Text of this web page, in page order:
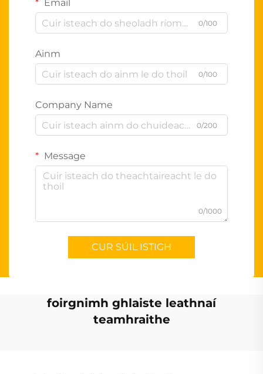
Email
0/100
Ainm
0/100
Company Name
0/200
Message
0/1000
CUR SÚIL ISTIGH
foirgnimh ghlaiste leathnaí
teamhraithe